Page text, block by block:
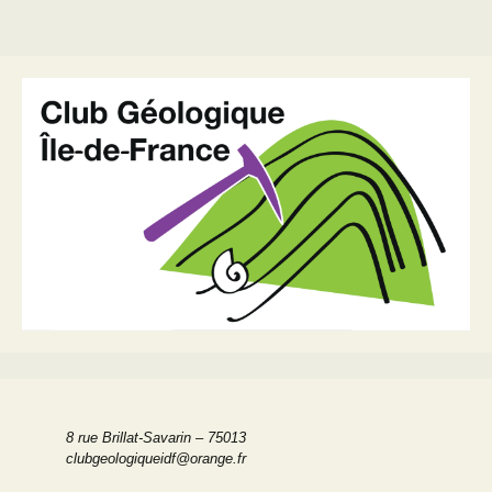
8 rue Brillat-Savarin – 75013
clubgeologiqueidf@orange.fr